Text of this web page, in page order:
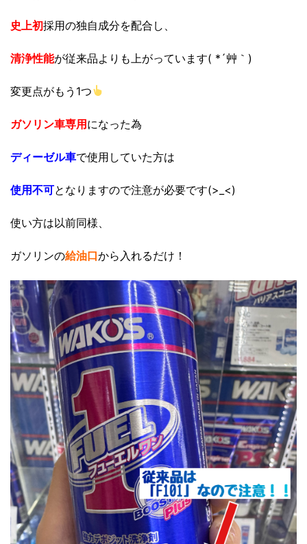
史上初採用の独自成分を配合し、
清浄性能が従来品よりも上がっています( *´艸｀)
変更点がもう1つ
ガソリン車専用になった為
ディーゼル車で使用していた方は
使用不可となりますので注意が必要です(>_<)
使い方は以前同様、
ガソリンの給油口から入れるだけ！